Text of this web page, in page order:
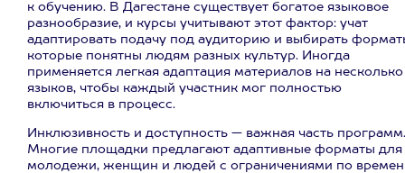
к обучению. В Дагестане существует богатое языковое
разнообразие, и курсы учитывают этот фактор: учат
адаптировать подачу под аудиторию и выбирать
которые понятны людям разных культур. Иногда
применяется легкая адаптация материалов на несколько
языков, чтобы каждый участник мог полностью
включиться в процесс.
Инклюзивность и доступность — важная часть программ.
Многие площадки предлагают адаптивные форматы для
молодежи, женщин и людей с ограничениями по